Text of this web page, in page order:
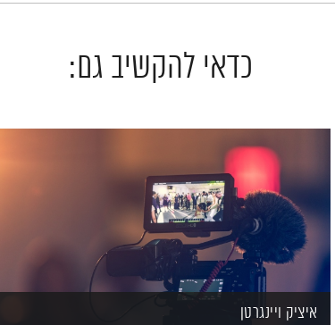
כדאי להקשיב גם:
איציק ויינגרטן